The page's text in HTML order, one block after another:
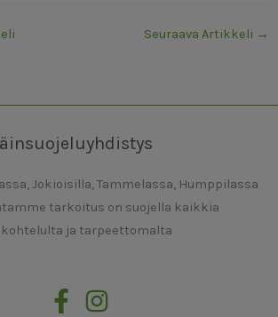
Seuraava Artikkeli →
Jokioisilla, Tammelassa, Humppilassa
tarkoitus on suojella kaikkia
ja tarpeettomalta